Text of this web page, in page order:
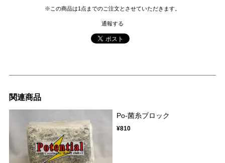
※この商品は1点までのご注文とさせていただきます。
通報する
関連商品
Po-菌糸ブロック
¥810